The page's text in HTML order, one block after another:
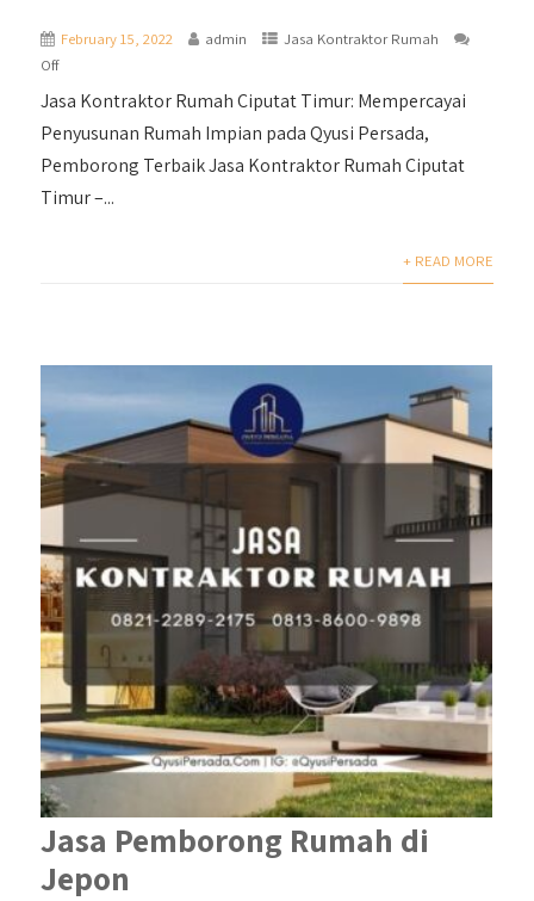
February 15, 2022 admin
Jasa Kontraktor Rumah
Off
Jasa Kontraktor Rumah Ciputat Timur: Mempercayai
Penyusunan Rumah Impian pada Qyusi Persada,
Pemborong Terbaik Jasa Kontraktor Rumah Ciputat
Timur –...
+ READ MORE
Jasa Pemborong Rumah di
Jepon